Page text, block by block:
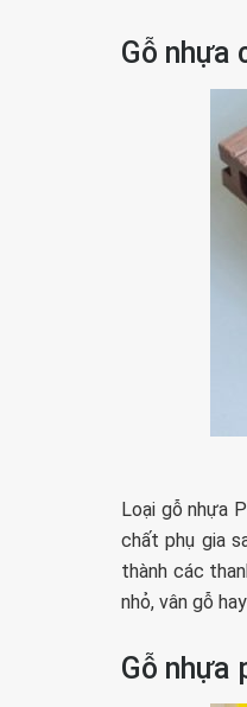
Gỗ nhựa
Loại gỗ nhựa
chất phụ gia
thành các
nhỏ, vân gỗ
Gỗ nhựa